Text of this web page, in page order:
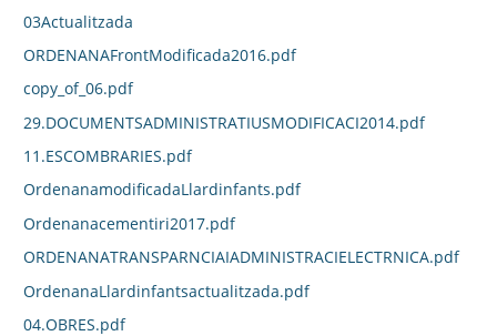
03Actualitzada
ORDENANAFrontModificada2016.pdf
copy_of_06.pdf
29.DOCUMENTSADMINISTRATIUSMODIFICACI2014.pdf
11.ESCOMBRARIES.pdf
OrdenanamodificadaLlardinfants.pdf
Ordenanacementiri2017.pdf
ORDENANATRANSPARNCIAIADMINISTRACIELECTRNICA.pdf
OrdenanaLlardinfantsactualitzada.pdf
04.OBRES.pdf